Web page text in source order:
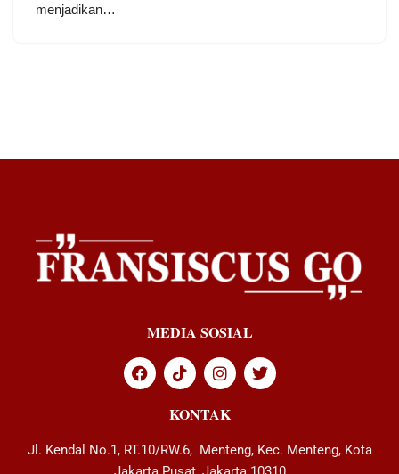
menjadikan…
MEDIA SOSIAL
KONTAK
Jl. Kendal No.1, RT.10/RW.6, Menteng, Kec. Menteng, Kota